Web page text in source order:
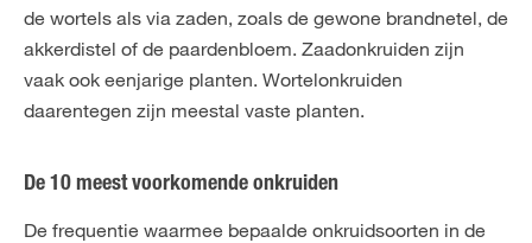
de wortels als via zaden, zoals de gewone brandnetel, de
akkerdistel of de paardenbloem. Zaadonkruiden zijn
vaak ook eenjarige planten. Wortelonkruiden
daarentegen zijn meestal vaste planten.
De 10 meest voorkomende onkruiden
De frequentie waarmee bepaalde onkruidsoorten in de